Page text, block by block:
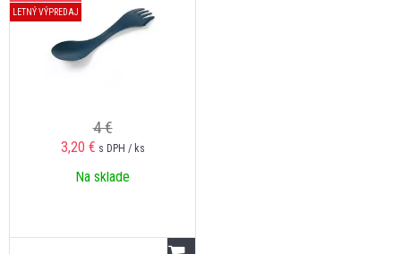
LETNÝ VÝPREDAJ
4 €
3,20 € s DPH / ks
Na sklade